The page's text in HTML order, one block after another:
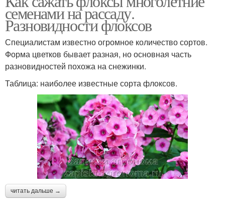
семенами на рассаду.
Разновидности флоксов
Специалистам известно огромное количество сортов.
Форма цветков бывает разная, но основная часть
разновидностей похожа на снежинки.
Таблица: наиболее известные сорта флоксов.
читать дальше →